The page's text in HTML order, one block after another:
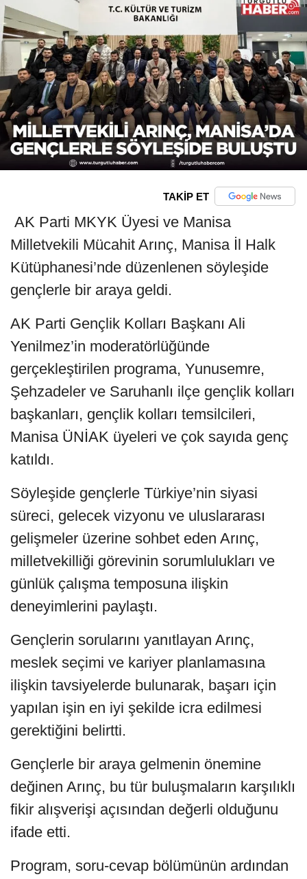
TAKİP ET
AK Parti MKYK Üyesi ve Manisa
Milletvekili Mücahit Arınç, Manisa İl Halk
Kütüphanesi’nde düzenlenen söyleşide
gençlerle bir araya geldi.
AK Parti Gençlik Kolları Başkanı Ali
Yenilmez’in moderatörlüğünde
gerçekleştirilen programa, Yunusemre,
Şehzadeler ve Saruhanlı ilçe gençlik kolları
başkanları, gençlik kolları temsilcileri,
Manisa ÜNİAK üyeleri ve çok sayıda genç
katıldı.
Söyleşide gençlerle Türkiye’nin siyasi
süreci, gelecek vizyonu ve uluslararası
gelişmeler üzerine sohbet eden Arınç,
milletvekilliği görevinin sorumlulukları ve
günlük çalışma temposuna ilişkin
deneyimlerini paylaştı.
Gençlerin sorularını yanıtlayan Arınç,
meslek seçimi ve kariyer planlamasına
ilişkin tavsiyelerde bulunarak, başarı için
yapılan işin en iyi şekilde icra edilmesi
gerektiğini belirtti.
Gençlerle bir araya gelmenin önemine
değinen Arınç, bu tür buluşmaların karşılıklı
fikir alışverişi açısından değerli olduğunu
ifade etti.
Program, soru-cevap bölümünün ardından